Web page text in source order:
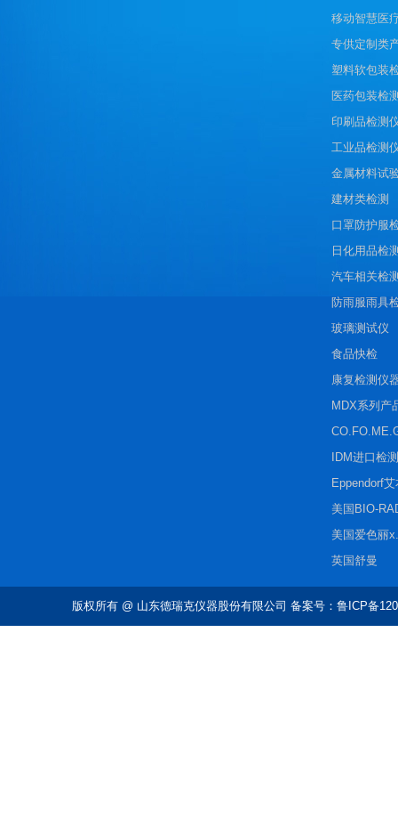
移动智慧医
专供定制类
塑料软包装
医药包装检
印刷品检测
工业品检测
金属材料试
建材类检测
口罩防护服
日化用品检
汽车相关检
防雨服雨具
玻璃测试仪
食品快检
康复检测仪
MDX系列产
IDM进口检
Eppendorf
美国BIO-
美国爱色丽
英国舒曼
版权所有 @ 山东德瑞克仪器股份有限公司 备案号：鲁ICP备